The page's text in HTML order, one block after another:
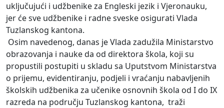
uključujući i udžbenike za Engleski jezik i Vjeronauku,
jer će sve udžbenike i radne sveske osigurati Vlada
Tuzlanskog kantona.
Osim navedenog, danas je Vlada zadužila Ministarstvo
obrazovanja i nauke da od direktora škola, koji su
propustili postupiti u skladu sa Uputstvom Ministarstva
o prijemu, evidentiranju, podjeli i vraćanju nabavljenih
školskih udžbenika za učenike osnovnih škola od I do IX
razreda na području Tuzlanskog kantona, traži